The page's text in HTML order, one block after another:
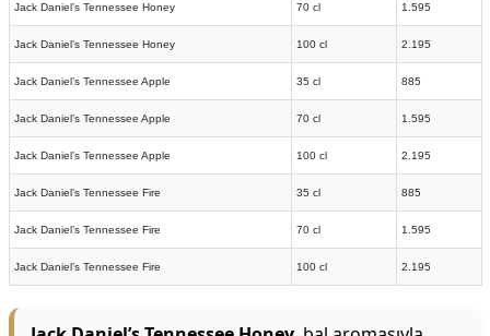
Jack Daniel’s Tennessee Honey 70 cl 1.595
Jack Daniel’s Tennessee Honey 100 cl 2.195
Jack Daniel’s Tennessee Apple 35 cl 885
Jack Daniel’s Tennessee Apple 70 cl 1.595
Jack Daniel’s Tennessee Apple 100 cl 2.195
Jack Daniel’s Tennessee Fire 35 cl 885
Jack Daniel’s Tennessee Fire 70 cl 1.595
Jack Daniel’s Tennessee Fire 100 cl 2.195